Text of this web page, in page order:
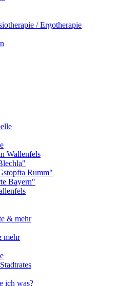
/ Ergotherapie
Wallenfels
Rumm"
Bayern"
& mehr
mehr
ich was?